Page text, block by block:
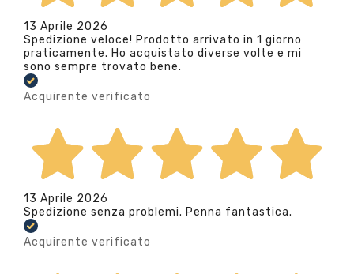
13 Aprile 2026
Spedizione veloce! Prodotto arrivato in 1 giorno
praticamente. Ho acquistato diverse volte e mi
sono sempre trovato bene.
Acquirente verificato
13 Aprile 2026
Spedizione senza problemi. Penna fantastica.
Acquirente verificato